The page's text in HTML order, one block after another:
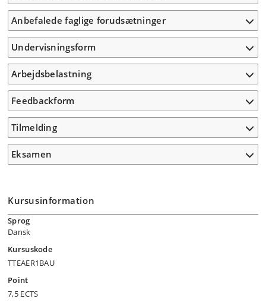
Anbefalede faglige forudsætninger
Undervisningsform
Arbejdsbelastning
Feedbackform
Tilmelding
Eksamen
Kursusinformation
Sprog
Dansk
Kursuskode
TTEAER1BAU
Point
7,5 ECTS